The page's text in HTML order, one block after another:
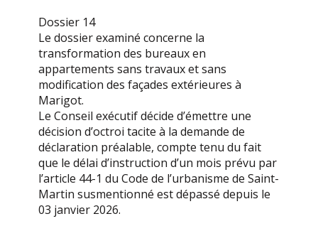
Dossier 14
Le dossier examiné concerne la
transformation des bureaux en
appartements sans travaux et sans
modification des façades extérieures à
Marigot.
Le Conseil exécutif décide d’émettre une
décision d’octroi tacite à la demande de
déclaration préalable, compte tenu du fait
que le délai d’instruction d’un mois prévu par
l’article 44-1 du Code de l’urbanisme de Saint-
Martin susmentionné est dépassé depuis le
03 janvier 2026.